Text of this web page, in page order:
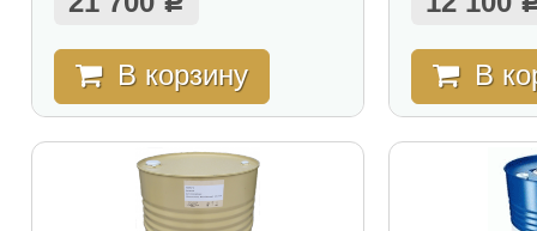
В корзину В